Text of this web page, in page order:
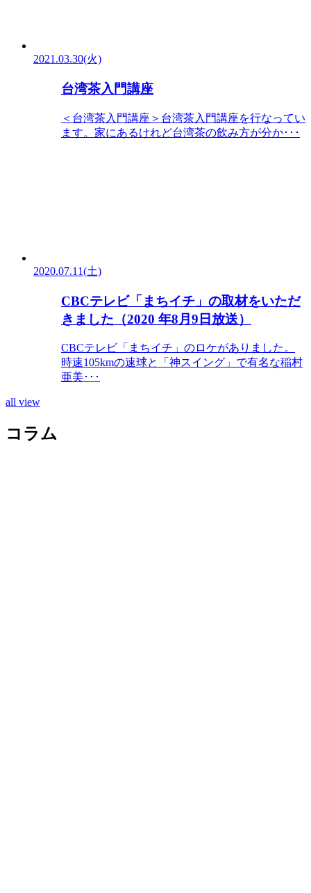
2021.03.30(火)
台湾茶入門講座
＜台湾茶入門講座＞台湾茶入門講座を行なってい
ます。家にあるけれど台湾茶の飲み方が分か･･･
2020.07.11(土)
CBCテレビ「まちイチ」の取材をいただ
きました（2020 年8月9日放送）
CBCテレビ「まちイチ」のロケがありました。
時速105kmの速球と「神スイング」で有名な稲村
亜美･･･
all view
コラム